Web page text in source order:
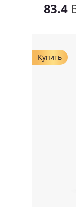
83.4
Купить